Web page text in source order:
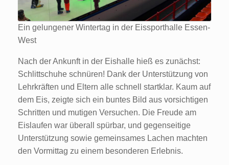
Ein gelungener Wintertag in der Eissporthalle Essen-
West
Nach der Ankunft in der Eishalle hieß es zunächst:
Schlittschuhe schnüren! Dank der Unterstützung von
Lehrkräften und Eltern alle schnell startklar. Kaum auf
dem Eis, zeigte sich ein buntes Bild aus vorsichtigen
Schritten und mutigen Versuchen. Die Freude am
Eislaufen war überall spürbar, und gegenseitige
Unterstützung sowie gemeinsames Lachen machten
den Vormittag zu einem besonderen Erlebnis.